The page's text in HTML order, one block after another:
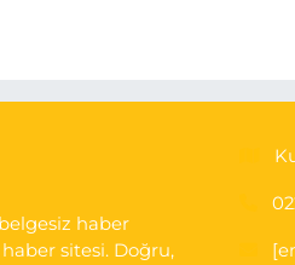
haber
sitesi. Doğru,